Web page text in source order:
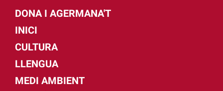
DONA I AGERMANA'T
INICI
CULTURA
LLENGUA
MEDI AMBIENT